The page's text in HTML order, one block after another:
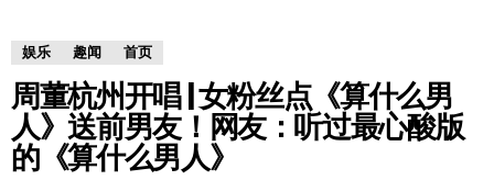
娱乐 趣闻 首页
周董杭州开唱 | 女粉丝点《算什么男
人》送前男友！网友：听过最心酸版
的《算什么男人》